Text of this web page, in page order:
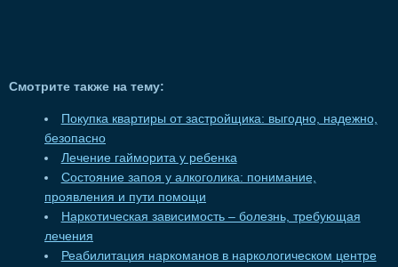
Смотрите также на тему:
Покупка квартиры от застройщика: выгодно, надежно,
безопасно
Лечение гайморита у ребенка
Состояние запоя у алкоголика: понимание,
проявления и пути помощи
Наркотическая зависимость – болезнь, требующая
лечения
Реабилитация наркоманов в наркологическом центре